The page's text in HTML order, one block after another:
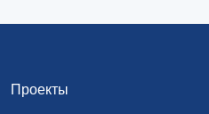
Проекты